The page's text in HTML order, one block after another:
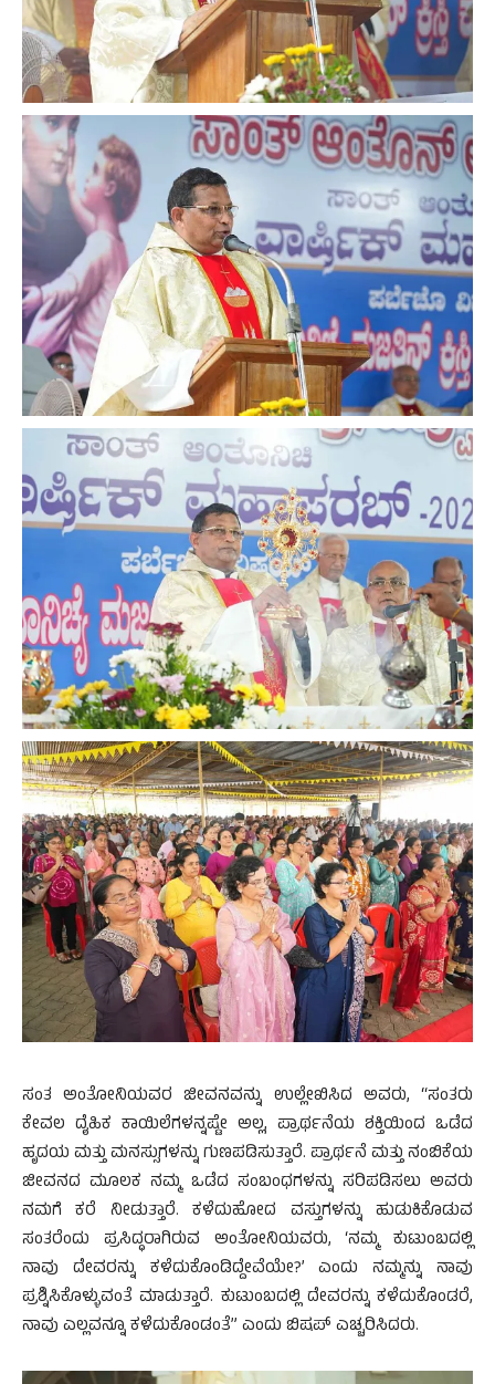
ಸಂತ ಅಂತೋನಿಯವರ ಜೀವನವನ್ನು ಉಲ್ಲೇಖಿಸಿದ ಅವರು, “ಸಂತರು
ಕೇವಲ ದೈಹಿಕ ಕಾಯಿಲೆಗಳನ್ನಷ್ಟೇ ಅಲ್ಲ, ಪ್ರಾರ್ಥನೆಯ ಶಕ್ತಿಯಿಂದ ಒಡೆದ
ಹೃದಯ ಮತ್ತು ಮನಸ್ಸುಗಳನ್ನು ಗುಣಪಡಿಸುತ್ತಾರೆ. ಪ್ರಾರ್ಥನೆ ಮತ್ತು ನಂಬಿಕೆಯ
ಜೀವನದ ಮೂಲಕ ನಮ್ಮ ಒಡೆದ ಸಂಬಂಧಗಳನ್ನು ಸರಿಪಡಿಸಲು ಅವರು
ನಮಗೆ ಕರೆ ನೀಡುತ್ತಾರೆ. ಕಳೆದುಹೋದ ವಸ್ತುಗಳನ್ನು ಹುಡುಕಿಕೊಡುವ
ಸಂತರೆಂದು ಪ್ರಸಿದ್ಧರಾಗಿರುವ ಅಂತೋನಿಯವರು, ‘ನಮ್ಮ ಕುಟುಂಬದಲ್ಲಿ
ನಾವು ದೇವರನ್ನು ಕಳೆದುಕೊಂಡಿದ್ದೇವೆಯೇ?’ ಎಂದು ನಮ್ಮನ್ನು ನಾವು
ಪ್ರಶ್ನಿಸಿಕೊಳ್ಳುವಂತೆ ಮಾಡುತ್ತಾರೆ. ಕುಟುಂಬದಲ್ಲಿ ದೇವರನ್ನು ಕಳೆದುಕೊಂಡರೆ,
ನಾವು ಎಲ್ಲವನ್ನೂ ಕಳೆದುಕೊಂಡಂತೆ” ಎಂದು ಬಿಷಪ್ ಎಚ್ಚರಿಸಿದರು.